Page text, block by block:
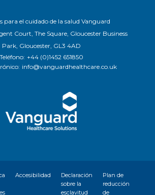
para el cuidado de la salud Vanguard
Court, The Square, Gloucester Business
Park, Gloucester, GL3 4AD
Teléfono: +44 (0)1452 651850
info@vanguardhealthcare.co.uk
Accesibilidad
Declaración
sobre la
esclavitud
Plan de
reducción
de